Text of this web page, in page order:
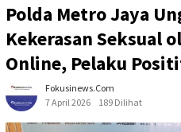
Polda Metro Jaya
Kekerasan Seksual
Online, Pelaku
Fokusinews.com
7 April 2026
189 Dilihat